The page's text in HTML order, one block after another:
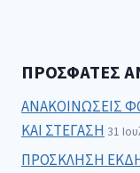
ΠΡΌΣΦΑΤΕΣ
ΑΝΑΚΟΙΝΩΣΕΙΣ
ΚΑΙ ΣΤΕΓΑΣΗ 31
ΠΡΟΣΚΛΗΣΗ